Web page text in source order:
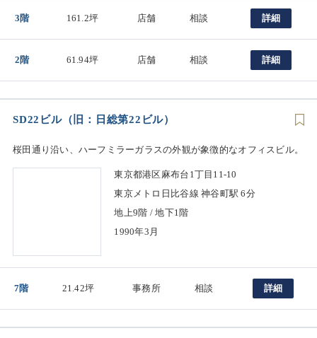
3階 161.2坪 店舗 相談 詳細
2階 61.94坪 店舗 相談 詳細
SD22ビル（旧：日総第22ビル）
桜田通り沿い、ハーフミラーガラスの外観が象徴的なオフィスビル。
東京都港区麻布台1丁目11-10
東京メトロ日比谷線 神谷町駅 6分
地上9階 / 地下1階
1990年3月
7階 21.42坪 事務所 相談 詳細